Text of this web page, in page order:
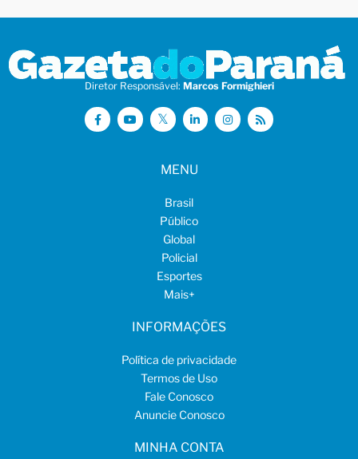
Diretor Responsável: Marcos Formighieri
MENU
Brasil
Público
Global
Policial
Esportes
Mais+
INFORMAÇÕES
Política de privacidade
Termos de Uso
Fale Conosco
Anuncie Conosco
MINHA CONTA